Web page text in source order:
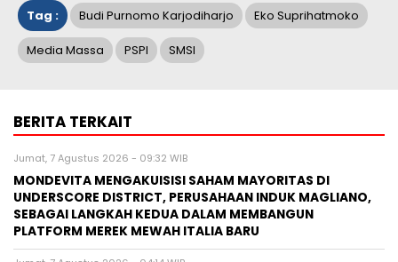
Tag : Budi Purnomo Karjodiharjo Eko Suprihatmoko
Media Massa PSPI SMSI
BERITA TERKAIT
Jumat, 7 Agustus 2026 - 09:32 WIB
MONDEVITA MENGAKUISISI SAHAM MAYORITAS DI
UNDERSCORE DISTRICT, PERUSAHAAN INDUK MAGLIANO,
SEBAGAI LANGKAH KEDUA DALAM MEMBANGUN
PLATFORM MEREK MEWAH ITALIA BARU